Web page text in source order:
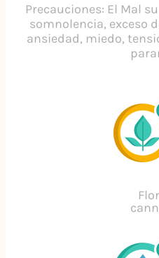
Precauciones: El Mal
somnolencia, exceso
ansiedad, miedo,